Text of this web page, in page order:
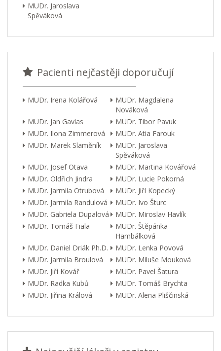
MUDr. Jaroslava
Spěváková
Pacienti nejčastěji doporučují
MUDr. Irena Kolářová
MUDr. Magdalena
Nováková
MUDr. Jan Gavlas
MUDr. Tibor Pavuk
MUDr. Ilona Zimmerová
MUDr. Atia Farouk
MUDr. Marek Slaměník
MUDr. Jaroslava
Spěváková
MUDr. Josef Otava
MUDr. Martina Kovářová
MUDr. Oldřich Jindra
MUDr. Lucie Pokorná
MUDr. Jarmila Otrubová
MUDr. Jiří Kopecký
MUDr. Jarmila Randulová
MUDr. Ivo Šturc
MUDr. Gabriela Dupalová
MUDr. Miroslav Havlík
MUDr. Tomáš Fiala
MUDr. Štěpánka
Hambálková
MUDr. Daniel Driák Ph.D.
MUDr. Lenka Povová
MUDr. Jarmila Broulová
MUDr. Miluše Mouková
MUDr. Jiří Kovář
MUDr. Pavel Šatura
MUDr. Radka Kubů
MUDr. Tomáš Brychta
MUDr. Jiřina Králová
MUDr. Alena Pliščinská